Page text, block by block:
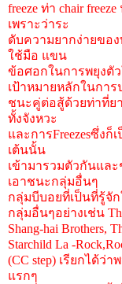
freeze ท่า chair
เพราะว่าระ
ดับความยากง่ายขอ
ใช้มือ แขน
ข้อศอกในการพยุงตั
เป้าหมายหลักในการ
ชนะคู่ต่อสู้ด้วยท่าที่ย
ทั้งจังหวะ
และการFreezesซึ่งก็
เต้นนั้น
เข้ามารวมตัวกันแล
เอาชนะกลุ่มอื่นๆ
กลุ่มบีบอยที่เป็นที่รู้จัก
กลุ่มอื่นๆอย่างเช่น
Shang-hai Brothers,
Starchild La -
(CC step) เรียกได้ว่
แรกๆ